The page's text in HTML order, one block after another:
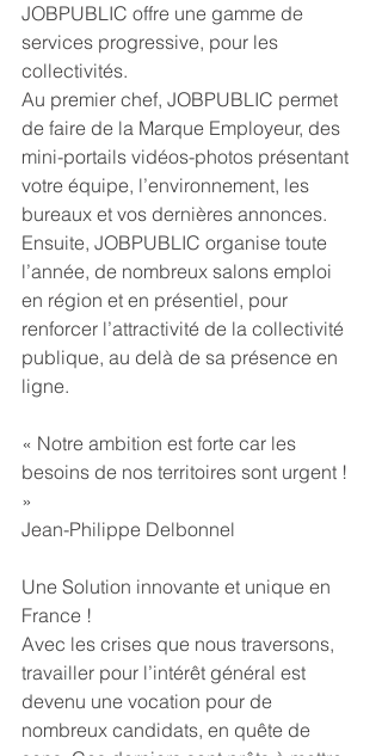
JOBPUBLIC offre une gamme de
services progressive, pour les
collectivités.
Au premier chef, JOBPUBLIC permet
de faire de la Marque Employeur, des
mini-portails vidéos-photos présentant
votre équipe, l’environnement, les
bureaux et vos dernières annonces.
Ensuite, JOBPUBLIC organise toute
l’année, de nombreux salons emploi
en région et en présentiel, pour
renforcer l’attractivité de la collectivité
publique, au delà de sa présence en
ligne.
« Notre ambition est forte car les
besoins de nos territoires sont urgent !
»
Jean-Philippe Delbonnel
Une Solution innovante et unique en
France !
Avec les crises que nous traversons,
travailler pour l’intérêt général est
devenu une vocation pour de
nombreux candidats, en quête de